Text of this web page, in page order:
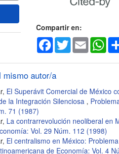
Compartir en:
Facebook
TwitterEmail
autor/a
El Superávit Comercial de México
la Integración Silenciosa ,
71 (1987)
La contrarrevolución neoliberal en
Vol. 29 Núm. 112 (1998)
El centralismo en México:
de Economía: Vol. 4